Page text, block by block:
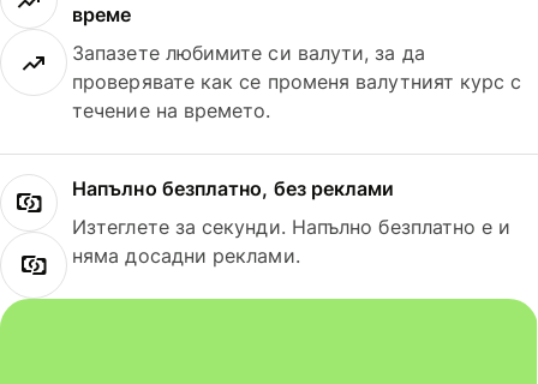
време
Запазете любимите си валути, за да
проверявате как се променя валутният курс с
течение на времето.
Напълно безплатно, без реклами
Изтеглете за секунди. Напълно безплатно е и
няма досадни реклами.